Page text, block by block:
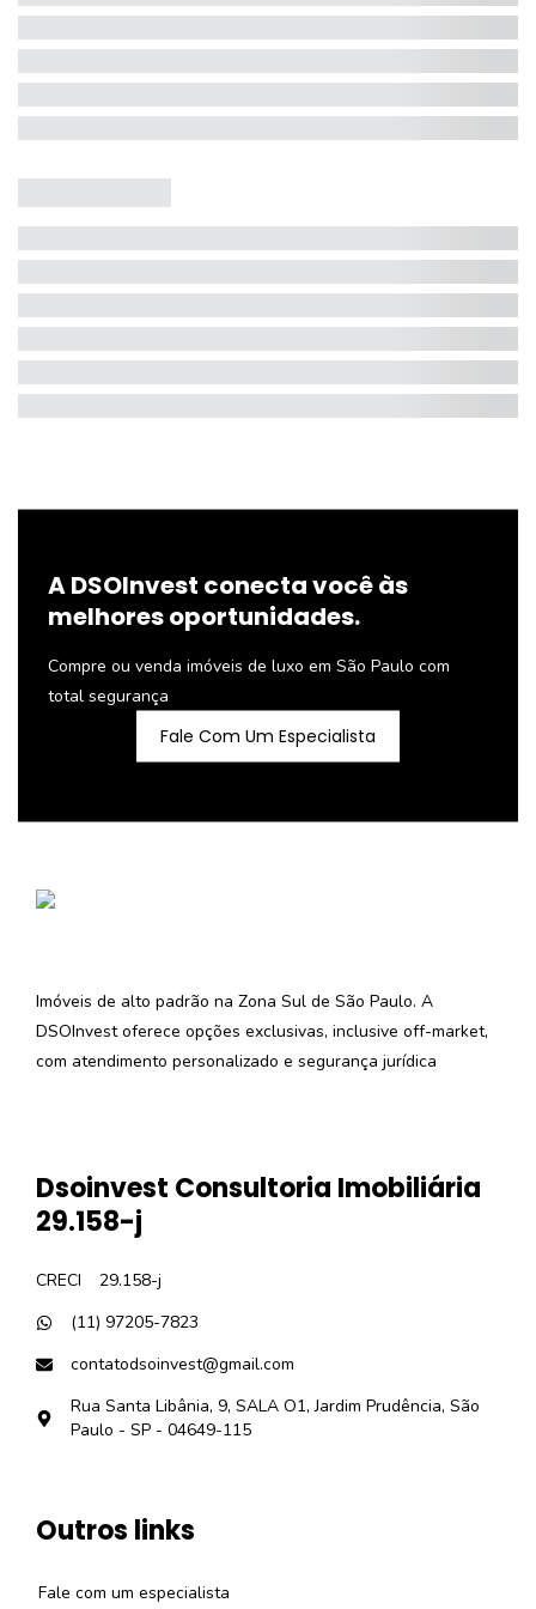
A DSOInvest conecta você às
melhores oportunidades.
Compre ou venda imóveis de luxo em São Paulo com
total segurança
Fale Com Um Especialista
Imóveis de alto padrão na Zona Sul de São Paulo. A
DSOInvest oferece opções exclusivas, inclusive off-market,
com atendimento personalizado e segurança jurídica
Dsoinvest Consultoria Imobiliária
29.158-j
CRECI
29.158-j
(11) 97205-7823
contatodsoinvest@gmail.com
Rua Santa Libânia, 9, SALA O1, Jardim Prudência, São
Paulo - SP - 04649-115
Outros links
Fale com um especialista